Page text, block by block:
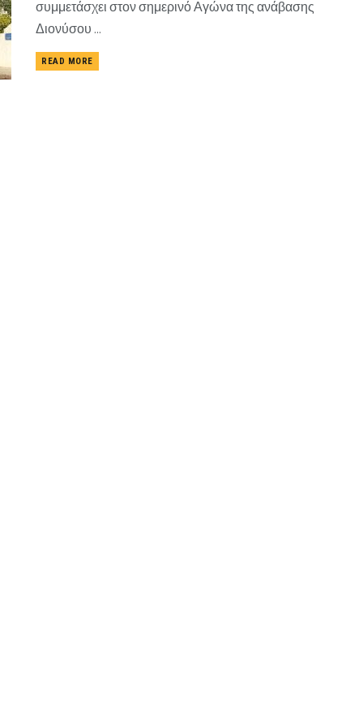
συμμετάσχει στον σημερινό Αγώνα της ανάβασης
Διονύσου ...
READ MORE